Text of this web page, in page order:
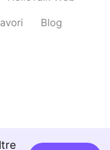
Blog